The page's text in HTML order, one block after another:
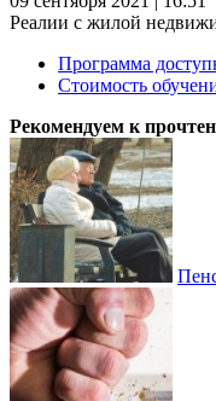
Реалии с жилой
Программа
Стоимость
Рекомендуем к